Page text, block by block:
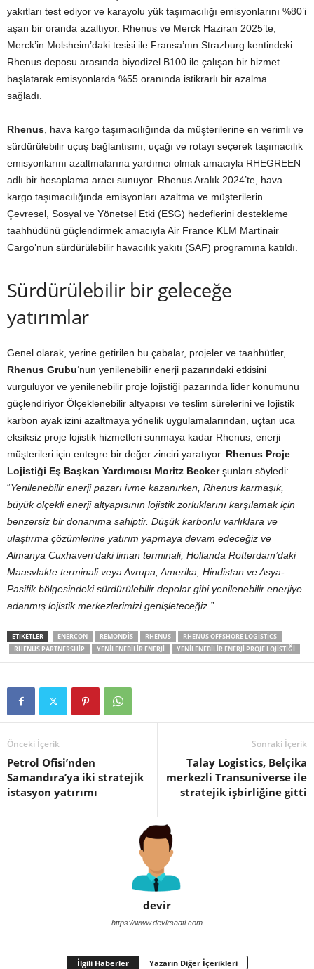
yakıtları test ediyor ve karayolu yük taşımacılığı emisyonlarını %80’i
aşan bir oranda azaltıyor. Rhenus ve Merck Haziran 2025’te,
Merck’in Molsheim’daki tesisi ile Fransa’nın Strazburg kentindeki
Rhenus deposu arasında biyodizel B100 ile çalışan bir hizmet
başlatarak emisyonlarda %55 oranında istikrarlı bir azalma
sağladı.
Rhenus , hava kargo taşımacılığında da müşterilerine en verimli ve
sürdürülebilir uçuş bağlantısını, uçağı ve rotayı seçerek taşımacılık
emisyonlarını azaltmalarına yardımcı olmak amacıyla RHEGREEN
adlı bir hesaplama aracı sunuyor. Rhenus Aralık 2024’te, hava
kargo taşımacılığında emisyonları azaltma ve müşterilerin
Çevresel, Sosyal ve Yönetsel Etki (ESG) hedeflerini destekleme
taahhüdünü güçlendirmek amacıyla Air France KLM Martinair
Cargo’nun sürdürülebilir havacılık yakıtı (SAF) programına katıldı.
Sürdürülebilir bir geleceğe
yatırımlar
Genel olarak, yerine getirilen bu çabalar, projeler ve taahhütler,
Rhenus Grubu‘nun yenilenebilir enerji pazarındaki etkisini
vurguluyor ve yenilenebilir proje lojistiği pazarında lider konumunu
güçlendiriyor Ölçeklenebilir altyapısı ve teslim sürelerini ve lojistik
karbon ayak izini azaltmaya yönelik uygulamalarından, uçtan uca
eksiksiz proje lojistik hizmetleri sunmaya kadar Rhenus, enerji
müşterileri için entegre bir değer zinciri yaratıyor. Rhenus Proje
Lojistiği Eş Başkan Yardımcısı Moritz Beckerşunları söyledi:
“Yenilenebilir enerji pazarı ivme kazanırken, Rhenus karmaşık,
büyük ölçekli enerji altyapısının lojistik zorluklarını karşılamak için
benzersiz bir donanıma sahiptir. Düşük karbonlu varlıklara ve
ulaştırma çözümlerine yatırım yapmaya devam edeceğiz ve
Almanya Cuxhaven’daki liman terminali, Hollanda Rotterdam’daki
Maasvlakte terminali veya Avrupa, Amerika, Hindistan ve Asya-
Pasifik bölgesindeki sürdürülebilir depolar gibi yenilenebilir enerjiye
adanmış lojistik merkezlerimizi genişleteceğiz.”
ETIKETLER ENERCON REMONDIS RHENUS
RHENUS OFFSHORE LOGISTICS
RHENUS PARTNERSHIP
YENILENEBILIR ENERJI YENILENEBILIR ENERJI PROJE LOJISTIĞI
Önceki İçerik
Petrol Ofisi’nden
Samandıra’ya iki stratejik
istasyon yatırımı
Sonraki İçerik
Talay Logistics, Belçika
merkezli Transuniverse ile
stratejik işbirliğine gitti
devir
https://www.devirsaati.com
İlgili Haberler Yazarın Diğer İçerikleri